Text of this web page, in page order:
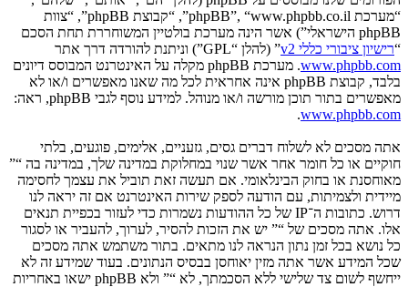
“מערכת phpBB”, “www.phpbb.co.il”, “קבוצת phpBB”, “צוות
phpBB הישראלי”) אשר הינה מערכת בולטיין המשוחררת תחת הסכם
“רישיון ציבורי כללי v2
” (להלן “GPL”) וניתנת להורדה דרך אתר
www.phpbb.com
. מערכת phpBB מקלה על האינטרנט המבוסס דיונים
בלבד, קבוצת phpBB אינה אחראית לכל מה שאנו מאפשרים ו/או לא
מאפשרים בתור תוכן מורשה ו/או מנוהל. למידע נוסף לגבי phpBB, ראה:
www.phpbb.com
.
אתה מסכים לא לשלוח דברים גסים, גזעניים, אלימים, פוגעים, בלתי
חוקיים או כל חומר אחר אשר שנוי במחלוקת במדינה שלך, במדינה בה “”
מאוחסנת או בחוק הבינלאומי. אם תעשה זאת תוביל את עצמך לחסימה
מיידית ולצמיתות, עם הודעה לספק שירות האינטרנט אם זה יראה לנו
דרוש. כתובות ה־IP של כל ההודעות נשמרות כדי לעזור בכפיית תנאים
אלו. אתה מסכים של “” יש את הזכות להסיר, לערוך, להעביר או לסגור
כל נושא בכל זמן נתון הנראה לנו מתאים. בתור משתמש אתה מסכים
שכל המידע אשר אתה מזין יאוחסן בבסיס הנתונים. בעוד שמידע זה לא
ייחשף לשום צד שלישי ללא הסכמתך, לא “” ולא phpBB ישאו באחריות